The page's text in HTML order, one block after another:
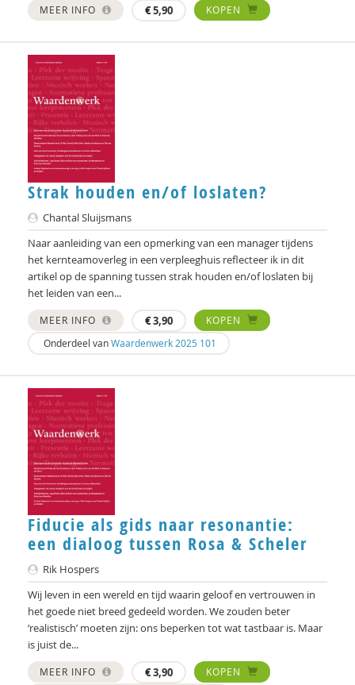
Erwin Kamp
Mariël Kanne
Simona Karbouniaris
Femke Kaulingfreks
Femke Kaulingfreks
Gesche Keding
Michael Kerkhof
Lonneke Knegtel
Robin Knibbe
Bart Koet
Esther Kopmels
Michiel Korthals
Niels Kosterman
Claudia Krivec
Harry Kunneman
Harry Kunneman
Harry Kunneman - Namens de redactie
Wouter Kusters
MEER INFO €5,90 KOPEN
Strak houden en/of loslaten?
Chantal Sluijsmans
Naar aanleiding van een opmerking van een manager tijdens
het kernteamoverleg in een verpleeghuis reflecteer ik in dit
artikel op de spanning tussen strak houden en/of loslaten bij
het leiden van een...
MEER INFO €3,90
KOPEN
Onderdeel vanWaardenwerk 2025 101
Fiducie als gids naar resonantie:
een dialoog tussen Rosa & Scheler
Rik Hospers
Wij leven in een wereld en tijd waarin geloof en vertrouwen in
het goede niet breed gedeeld worden. We zouden beter
‘realistisch’ moeten zijn: ons beperken tot wat tastbaar is. Maar
is juist de...
MEER INFO €3,90
KOPEN